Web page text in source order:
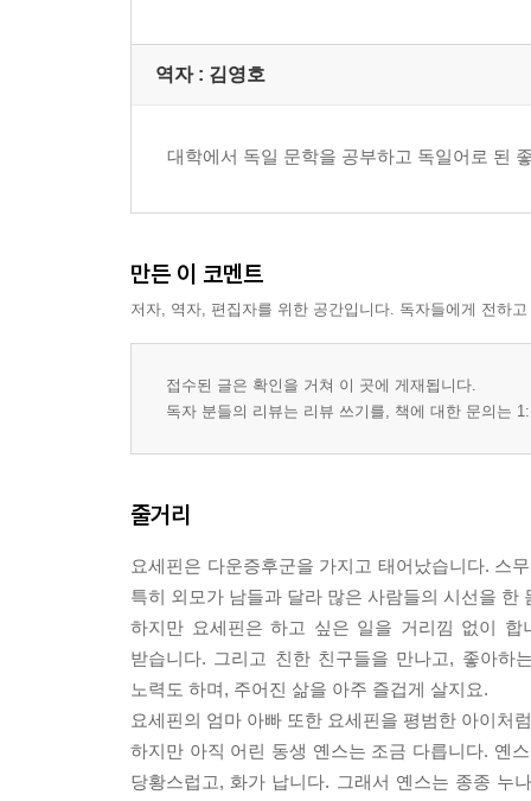
역자 : 김영호
대학에서 독일 문학을 공부하고 독일어로 된
만든 이 코멘트
저자, 역자, 편집자를 위한 공간입니다. 독자들에게 전하
접수된 글은 확인을 거쳐 이 곳에 게재됩니다.
독자 분들의 리뷰는 리뷰 쓰기를, 책에 대한 문의는
줄거리
요세핀은 다운증후군을 가지고 태어났습니다. 스
특히 외모가 남들과 달라 많은 사람들의 시선을 한
하지만 요세핀은 하고 싶은 일을 거리낌 없이
받습니다. 그리고 친한 친구들을 만나고, 좋아
노력도 하며, 주어진 삶을 아주 즐겁게 살지요.
요세핀의 엄마 아빠 또한 요세핀을 평범한 아이처
하지만 아직 어린 동생 옌스는 조금 다릅니다. 옌
당황스럽고, 화가 납니다. 그래서 옌스는 종종 누